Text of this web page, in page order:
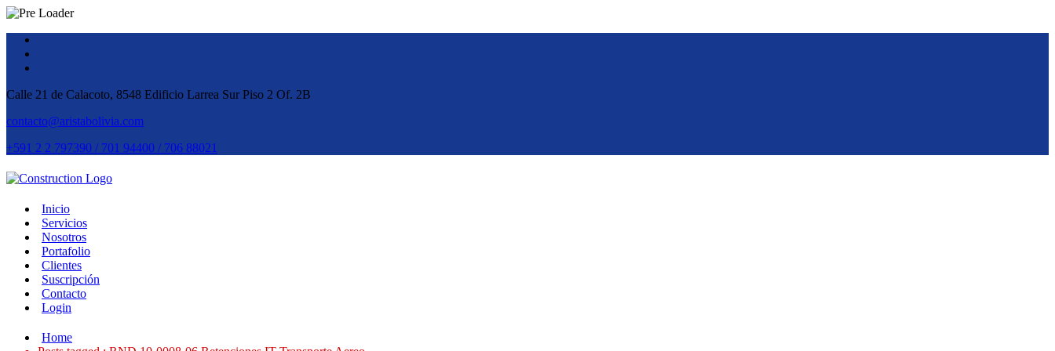
Calle 21 de Calacoto, 8548 Edificio Larrea Sur Piso 2 Of. 2B
contacto@aristabolivia.com
+591 2 2 797390 / 701 94400 / 706 88021
Inicio
Servicios
Nosotros
Portafolio
Clientes
Suscripción
Contacto
Login
Home